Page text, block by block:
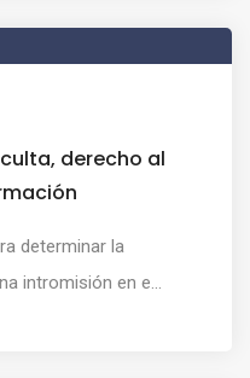
derecho al
determinar la
intromisión en e...